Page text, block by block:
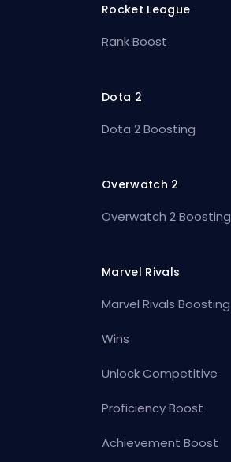
Rocket League
Rank Boost
Dota 2
Dota 2 Boosting
Overwatch 2
Overwatch 2 Boosting
Marvel Rivals
Marvel Rivals Boosting
Wins
Unlock Competitive
Proficiency Boost
Achievement Boost